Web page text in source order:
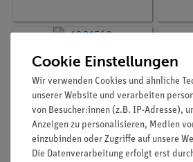
Cookie Einstellungen
Wir verwenden Cookies und ähnliche
unserer Website und verarbeiten
von Besucher:innen (z.B. IP-Adresse),
Anzeigen zu personalisieren, Medien
einzubinden oder Zugriffe auf unsere
Die Datenverarbeitung erfolgt erst